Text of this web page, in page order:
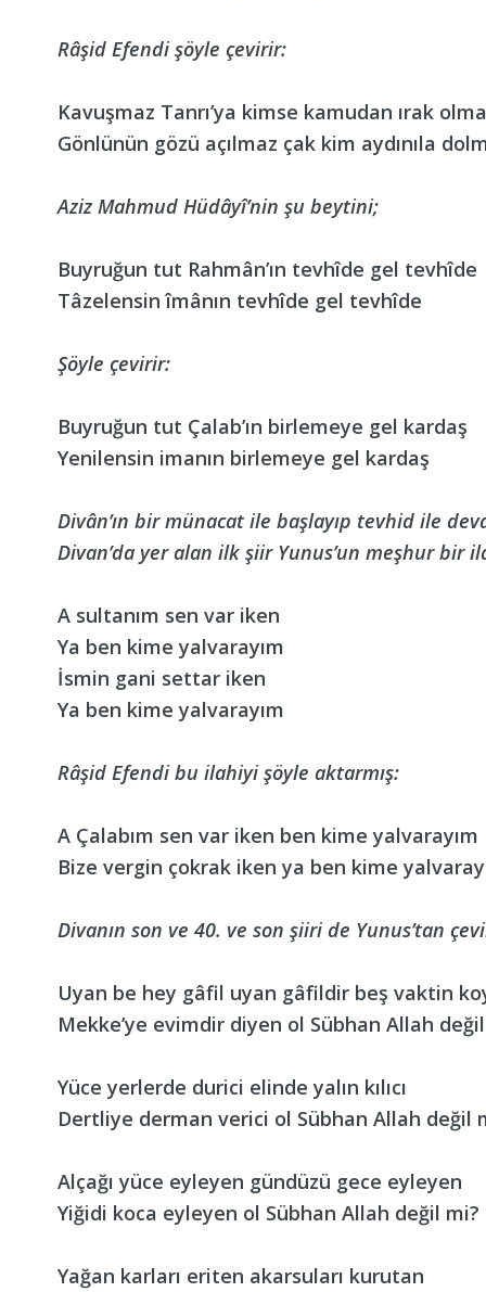
Râşid Efendi şöyle çevirir:
Kavuşmaz Tanrı’ya kimse kamudan ırak
Gönlünün gözü açılmaz çak kim aydınıla
Aziz Mahmud Hüdâyî’nin şu beytini;
Buyruğun tut Rahmân’ın tevhîde gel tevhîde
Tâzelensin îmânın tevhîde gel tevhîde
Şöyle çevirir:
Buyruğun tut Çalab’ın birlemeye gel kardaş
Yenilensin imanın birlemeye gel kardaş
Divân’ın bir münacat ile başlayıp tevhid ile
Divan’da yer alan ilk şiir Yunus’un meşhur bir
A sultanım sen var iken
Ya ben kime yalvarayım
İsmin gani settar iken
Ya ben kime yalvarayım
Râşid Efendi bu ilahiyi şöyle aktarmış:
A Çalabım sen var iken ben kime yalvarayım
Bize vergin çokrak iken ya ben kime
Divanın son ve 40. ve son şiiri de Yunus’tan
Uyan be hey gâfil uyan gâfildir beş vaktin
Mekke’ye evimdir diyen ol Sübhan Allah
Yüce yerlerde durici elinde yalın kılıcı
Dertliye derman verici ol Sübhan Allah değil
Alçağı yüce eyleyen gündüzü gece eyleyen
Yiğidi koca eyleyen ol Sübhan Allah değil mi?
Yağan karları eriten akarsuları kurutan